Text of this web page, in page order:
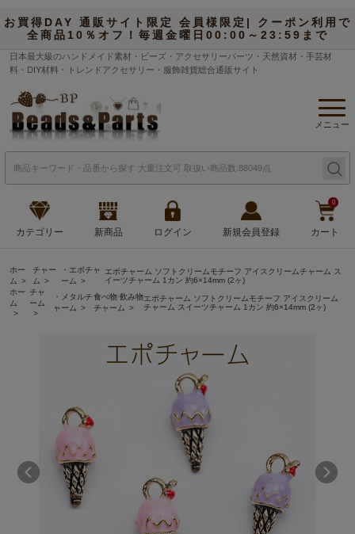
お買得DAY 通販サイト限定 会員様限定| クーポン利用で
全商品10％オフ！毎週金曜日00:00～23:59まで
日本最大級のハンドメイド素材・ビーズ・アクセサリーパーツ・天然資材・手芸材
料・DIY材料・トレンドアクセサリー・服飾雑貨総合通販サイト
メニュー
カテゴリー 新商品 ログイン 新規会員登録
0
カート
ホー
ム
チャー
ム
・エポチャ
ーム
エポチャーム ソフトクリームモチーフ アイスクリームチャーム ス
イーツチャーム 1カン 約6×14mm (2ヶ)
ホー
ム
チャ
ーム
・メタルチ
ャーム
食べ物·飲み物
チャーム
エポチャーム ソフトクリームモチーフ アイスクリーム
チャーム スイーツチャーム 1カン 約6×14mm (2ヶ)